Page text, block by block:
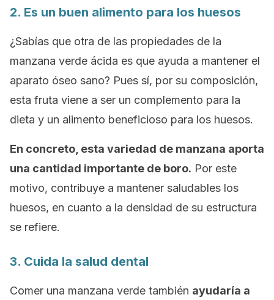
2. Es un buen alimento para los huesos
¿Sabías que otra de las propiedades de la
manzana verde ácida es que ayuda a mantener el
aparato óseo sano? Pues sí, por su composición,
esta fruta viene a ser un complemento para la
dieta y un alimento beneficioso para los huesos.
En concreto, esta variedad de manzana aporta
una cantidad importante de boro. Por este
motivo, contribuye a mantener saludables los
huesos, en cuanto a la densidad de su estructura
se refiere.
3. Cuida la salud dental
Comer una manzana verde también ayudaría a